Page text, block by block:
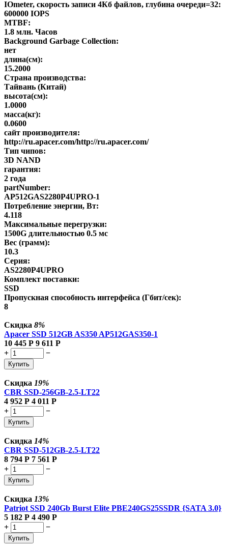
IOmeter, скорость записи 4Кб файлов, глубина очереди=32:
600000 IOPS
MTBF:
1.8 млн. Часов
Background Garbage Collection:
нет
длина(см):
15.2000
Страна производства:
Тайвань (Китай)
высота(см):
1.0000
масса(кг):
0.0600
сайт производителя:
http://ru.apacer.com/http://ru.apacer.com/
Тип чипов:
3D NAND
гарантия:
2 года
partNumber:
AP512GAS2280P4UPRO-1
Потребление энергии, Вт:
4.118
Максимальные перегрузки:
1500G длительностью 0.5 мс
Вес (грамм):
10.3
Серия:
AS2280P4UPRO
Комплект поставки:
SSD
Пропускная способность интерфейса (Гбит/сек):
8
Скидка 8%
Apacer SSD 512GB AS350 AP512GAS350-1
10 445 Р 9 611 Р
+
−
Купить
Скидка 19%
CBR SSD-256GB-2.5-LT22
4 952 Р 4 011 Р
+
−
Купить
Скидка 14%
CBR SSD-512GB-2.5-LT22
8 794 Р 7 561 Р
+
−
Купить
Скидка 13%
Patriot SSD 240Gb Burst Elite PBE240GS25SSDR {SATA 3.0}
5 182 Р 4 490 Р
+
−
Купить